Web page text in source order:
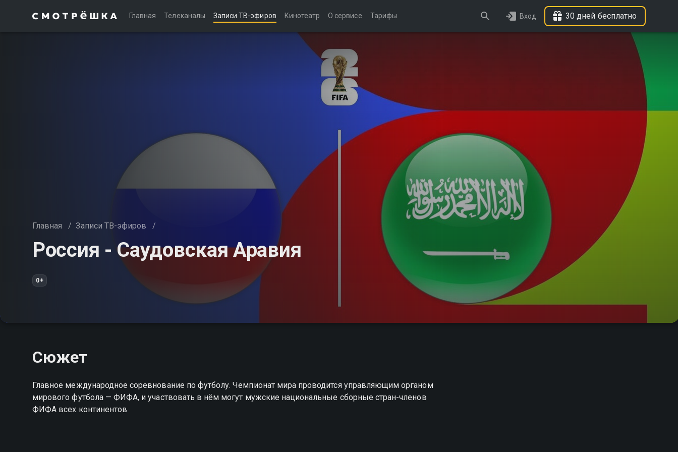
Главная Телеканалы Записи ТВ-эфиров Кинотеатр О сервисе Тарифы Вход 30 дней бесплатно
Главная / Записи ТВ-эфиров /
Россия - Саудовская Аравия
0+
Сюжет
Главное международное соревнование по футболу. Чемпионат мира проводится управляющим органом
мирового футбола — ФИФА, и участвовать в нём могут мужские национальные сборные стран-членов
ФИФА всех континентов